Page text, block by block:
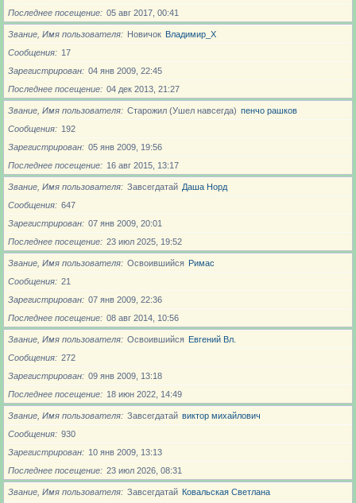
Последнее посещение
05 авг 2017, 00:41
Звание, Имя пользователя Новичoк Владимир_X
Сообщения
17
Зарегистрирован
04 янв 2009, 22:45
Последнее посещение
04 дек 2013, 21:27
Звание, Имя пользователя Старожил (Ушел навсегда) пенчо рашков
Сообщения
192
Зарегистрирован
05 янв 2009, 19:56
Последнее посещение
16 авг 2015, 13:17
Звание, Имя пользователя Завсегдатай Даша Норд
Сообщения
647
Зарегистрирован
07 янв 2009, 20:01
Последнее посещение
23 июл 2025, 19:52
Звание, Имя пользователя Освоившийся Римас
Сообщения
21
Зарегистрирован
07 янв 2009, 22:36
Последнее посещение
08 авг 2014, 10:56
Звание, Имя пользователя Освоившийся Евгений Вл.
Сообщения
272
Зарегистрирован
09 янв 2009, 13:18
Последнее посещение
18 июн 2022, 14:49
Звание, Имя пользователя Завсегдатай виктор михайлович
Сообщения
930
Зарегистрирован
10 янв 2009, 13:13
Последнее посещение
23 июл 2026, 08:31
Звание, Имя пользователя Завсегдатай Ковальская Светлана